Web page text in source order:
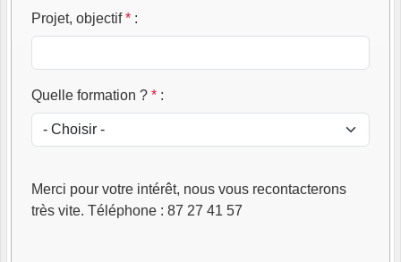
Projet, objectif* :
Quelle formation ? * :
Merci pour votre intérêt, nous vous recontacterons
très vite. Téléphone : 87 27 41 57